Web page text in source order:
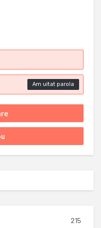
Am uitat parola
215